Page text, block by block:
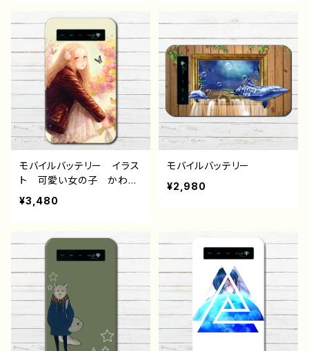
器 ファンタジー 人気イ
ラストレーター クリエイタ
ー 絵師 オリジナル デ
ザイン グッズ タイトル：
お魚ーーー！ 作：もなか
ー クリエイター 絵師
オリジナル デザイン グッ
ズ タイトル：おさかなブラ
ザーズ 作：もなか G-6
モバイルバッテリー イラス
ト 可愛い女の子 かわい
い おしゃれ服 エモい
花 薔薇 蝶 おすすめ
女子 レディース 男性
メンズ 個性的 金髪 ロ
ト 人気 イラストレータ
ー クリエイター 絵師
オリジナル デザイン グッ
ズ 充電器 タイトル：flow
er 作：romiy
¥3,480
モバイルバッテリー
¥2,980